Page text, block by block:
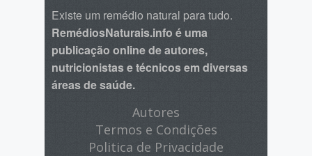
Existe um remédio natural para tudo.
RemédiosNaturais.info é uma
publicação online de autores,
nutricionistas e técnicos em diversas
áreas de saúde.
Autores
Termos e Condições
Politica de Privacidade